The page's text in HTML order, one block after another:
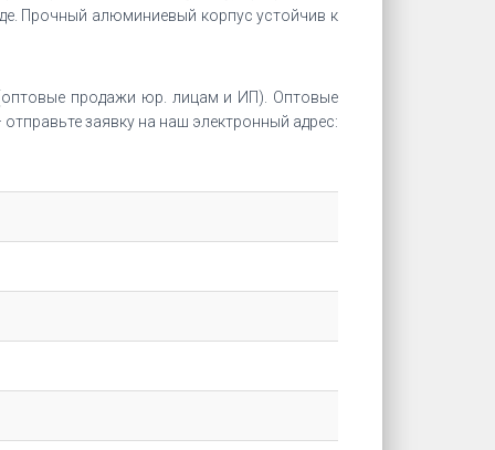
Прочный алюминиевый корпус устойчив к
продажи юр. лицам и ИП). Оптовые
заявку на наш электронный адрес: